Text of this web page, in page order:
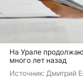
На Урале
много лет назад
Источник: Дмитрий